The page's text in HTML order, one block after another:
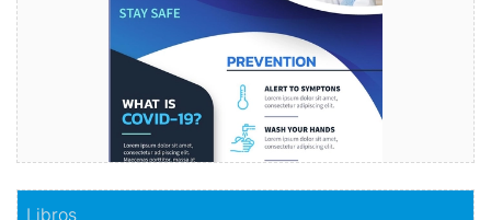
Libros
Comprar